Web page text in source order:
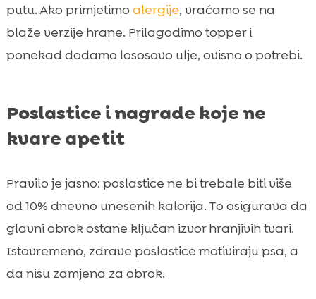
putu. Ako primjetimo alergije, vraćamo se na
blaže verzije hrane. Prilagodimo topper i
ponekad dodamo lososovo ulje, ovisno o potrebi.
Poslastice i nagrade koje ne
kvare apetit
Pravilo je jasno: poslastice ne bi trebale biti više
od 10% dnevno unesenih kalorija. To osigurava da
glavni obrok ostane ključan izvor hranjivih tvari.
Istovremeno, zdrave poslastice motiviraju psa, a
da nisu zamjena za obrok.